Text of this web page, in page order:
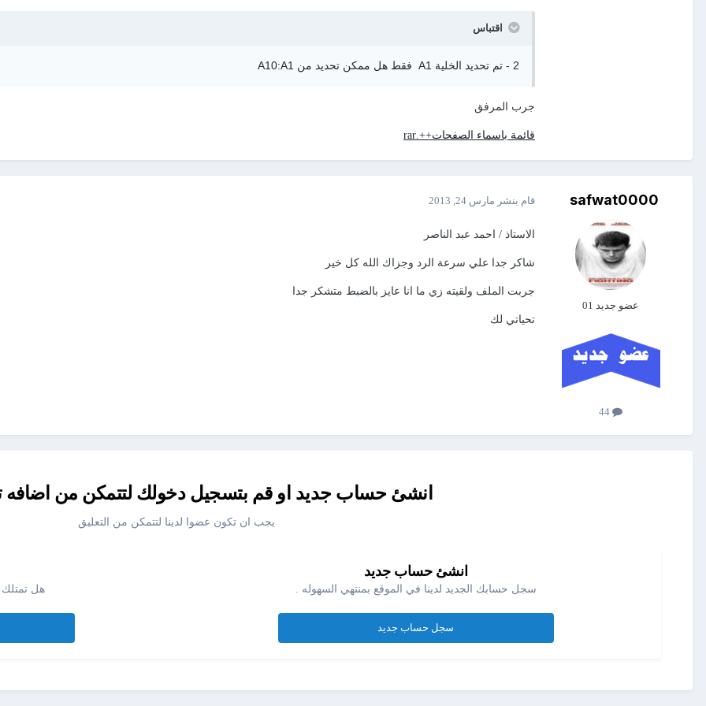
اقتباس
2 - تم تحديد الخلية A1 فقط هل ممكن تحديد من A10:A1
جرب المرفق
قائمة باسماء الصفحات++.rar
safwat0000
عضو جديد 01
قام بنشر مارس 24, 2013
الاستاذ / احمد عبد الناصر
شاكر جدا علي سرعة الرد وجزاك الله كل خير
جربت الملف ولقيته زي ما انا عايز بالضبط متشكر جدا
تحياتي لك
انشئ حساب جديد او قم بتسجيل دخولك لتتمكن من اضافه
يجب ان تكون عضوا لدينا لتتمكن من التعليق
انشئ حساب جديد
سجل حسابك الجديد لدينا في الموقع بمنتهي السهوله .
سجل حساب جديد
هل